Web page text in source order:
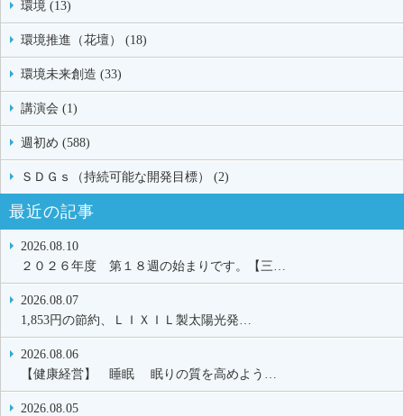
環境 (13)
環境推進（花壇） (18)
環境未来創造 (33)
講演会 (1)
週初め (588)
ＳＤＧｓ（持続可能な開発目標） (2)
最近の記事
2026.08.10
２０２６年度 第１８週の始まりです。【三…
2026.08.07
1,853円の節約、ＬＩＸＩＬ製太陽光発…
2026.08.06
【健康経営】 睡眠 眠りの質を高めよう…
2026.08.05